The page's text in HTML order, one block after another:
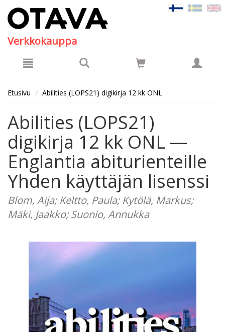
Verkkokauppa
Etusivu Abilities (LOPS21) digikirja 12 kk ONL
Abilities (LOPS21)
digikirja 12 kk ONL —
Englantia abiturienteille
Yhden käyttäjän lisenssi
Blom, Aija; Keltto, Paula; Kytölä, Markus;
Mäki, Jaakko; Suonio, Annukka